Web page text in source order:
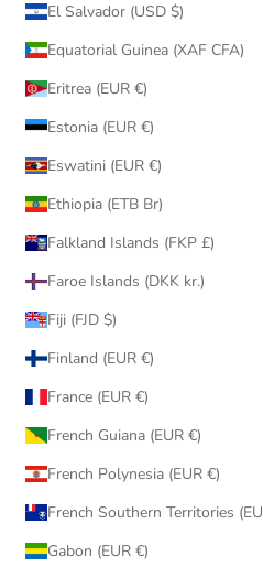
El Salvador (USD $)
Equatorial Guinea (XAF CFA)
Eritrea (EUR €)
Estonia (EUR €)
Eswatini (EUR €)
Ethiopia (ETB Br)
Falkland Islands (FKP £)
Faroe Islands (DKK kr.)
Fiji (FJD $)
Finland (EUR €)
France (EUR €)
French Guiana (EUR €)
French Polynesia (EUR €)
Gabon (EUR €)